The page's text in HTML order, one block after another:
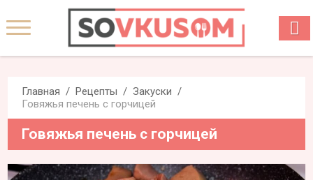
Главная Рецепты
Закуски
Говяжья печень с горчицей
Говяжья печень с горчицей